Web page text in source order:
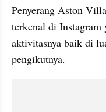
Penyerang Aston
terkenal di Instagram
aktivitasnya baik di
pengikutnya.